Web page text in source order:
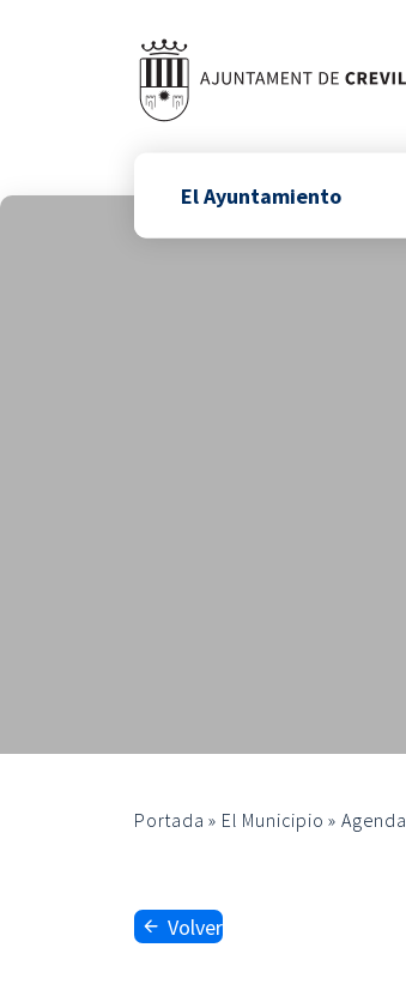
El Ayuntamiento
Portada » El Municipio »Agenda
Volver